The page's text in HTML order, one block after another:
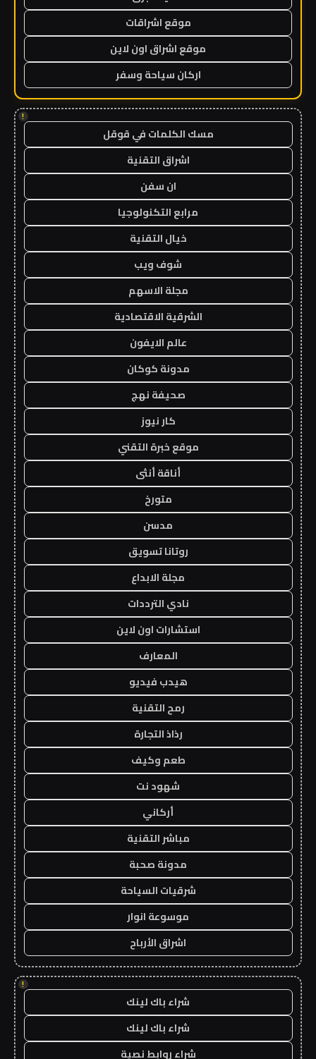
موقع اشراقات
موقع اشراق اون لاين
اركان سياحة وسفر
!
مسك الكلمات في قوقل
اشراق التقنية
ان سفن
مرابع التكنولوجيا
خيال التقنية
شوف ويب
مجلة الاسهم
الشرقية الاقتصادية
عالم الايفون
مدونة كوكان
صحيفة نهج
كار نيوز
موقع خبرة التقني
أناقة أنثى
متورخ
مدسن
روتانا تسويق
مجلة الابداع
نادي الترددات
استشارات اون لاين
المعارف
هيدب فيديو
رمح التقنية
رذاذ التجارة
طعم وكيف
شهود نت
أركاني
مباشر التقنية
مدونة صحبة
شرقيات السياحة
موسوعة انوار
اشراق الأرباح
!
شراء باك لينك
شراء باك لينك
شراء روابط نصية